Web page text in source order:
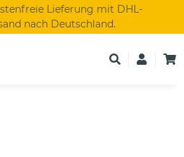
Lieferung mit DHL-
nach Deutschland.